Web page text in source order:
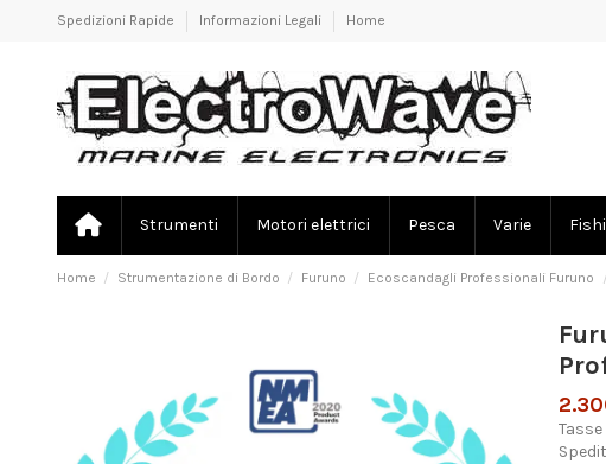
Spedizioni Rapide Informazioni Legali Home
Strumenti Motori elettrici Pesca Varie
Home Strumentazione di Bordo Furuno Ecoscandagli Professionali Furuno